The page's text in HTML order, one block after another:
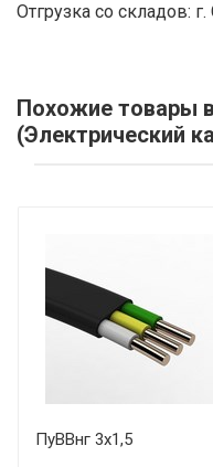
Отгрузка со складов:
Похожие товары
(Электрический
ПуВВнг 3х1,5